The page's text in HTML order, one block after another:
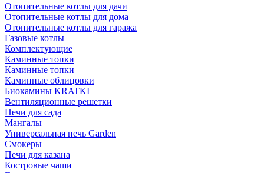
Отопительные котлы для дачи
Отопительные котлы для дома
Отопительные котлы для гаража
Газовые котлы
Комплектующие
Каминные топки
Каминные топки
Каминные облицовки
Биокамины KRATKI
Вентиляционные решетки
Печи для сада
Мангалы
Универсальная печь Garden
Смокеры
Печи для казана
Костровые чаши